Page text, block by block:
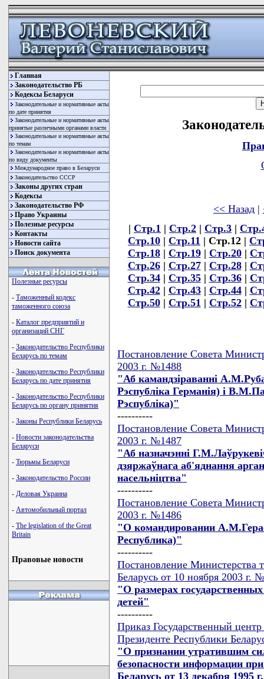
Главная
Законодательство РБ
Кодексы Беларуси
Законодательные и нормативные акты
по дате принятия
Законодательные и нормативные акты
принятые различными органами власти
Законодательные и нормативные акты
по темам
Законодательные и нормативные акты
по виду документы
Международное право в Беларуси
Законодательство СССР
Законы других стран
Кодексы
Законодательство РФ
Право Украины
Полезные ресурсы
Контакты
Новости сайта
Поиск документа
Полезные ресурсы
- Таможенный кодекс
таможенного союза
- Каталог предприятий и
организаций СНГ
- Законодательство Республики
Беларусь по темам
- Законодательство Республики
Беларусь по дате принятия
- Законодательство Республики
Беларусь по органу принятия
- Законы Республики Беларусь
- Новости законодательства
Беларуси
- Тюрьмы Беларуси
- Законодательство России
- Деловая Украина
- Автомобильный портал
- The legislation of the Great
Britain
Правовые новости
<< Назад |
| Стр.1 | Стр.2 | Стр.3 |
Стр.10 | Стр.11 | Стр.12 |
Стр.18| Стр.19| Стр.20|
Стр.26| Стр.27| Стр.28|
Стр.34| Стр.35| Стр.36|
Стр.42| Стр.43| Стр.44|
Стр.50| Стр.51 | Стр.52|
Постановление Совета
2003 г. №1488
"Аб камандзiраваннi
Рэспублiка Германiя) i
Рэспублiка)"
----------
Постановление Совета
2003 г. №1487
"Аб назначэннi
дзяржаўнага аб'яднання
насельнiцтва"
----------
Постановление Совета
2003 г. №1486
"О командировании
Республика)"
----------
Постановление Министерства
Беларусь от 10 ноября 2003 г.
"О размерах
детей"
----------
Приказ Государственный
Президенте Республики
"О признании утратившим
безопасности информации
Беларусь от 13 декабря 1995